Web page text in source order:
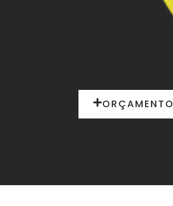
ORÇAMENTO